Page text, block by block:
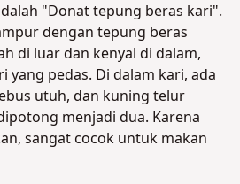
"Donat tepung beras kari".
dengan tepung beras
di luar dan kenyal di dalam,
yang pedas. Di dalam kari, ada
utuh, dan kuning telur
menjadi dua. Karena
sangat cocok untuk makan